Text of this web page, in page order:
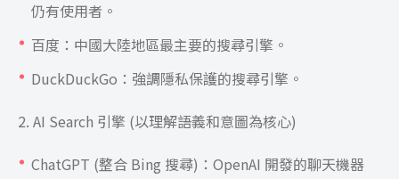
仍有使用者。
百度：中國大陸地區最主要的搜尋引擎。
DuckDuckGo：強調隱私保護的搜尋引擎。
2. AI Search 引擎 (以理解語義和意圖為核心)
ChatGPT (整合 Bing 搜尋)：OpenAI 開發的聊天機器